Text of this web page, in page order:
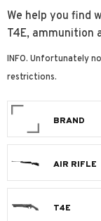
We help you find
T4E, ammunition
INFO. Unfortunately
restrictions.
BRAND
AIR RIFLE
T4E